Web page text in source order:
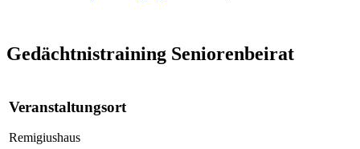
Gedächtnistraining Seniorenbeirat
Veranstaltungsort
Remigiushaus